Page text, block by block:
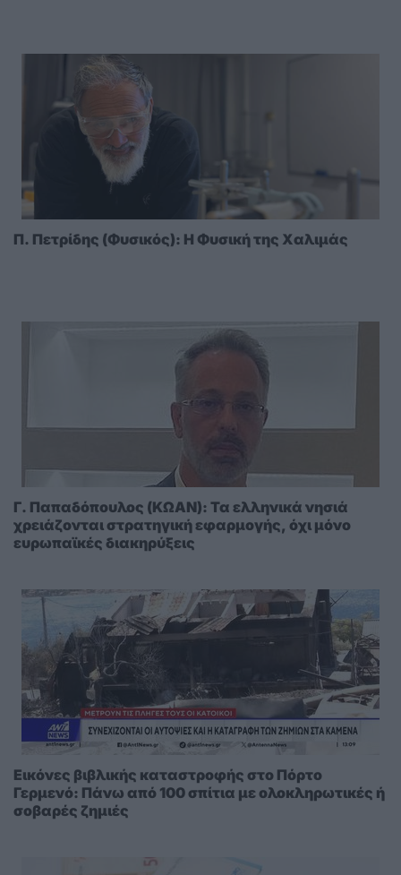
Π. Πετρίδης (Φυσικός): Η Φυσική της Χαλιμάς
Γ. Παπαδόπουλος (ΚΩΑΝ): Τα ελληνικά νησιά
χρειάζονται στρατηγική εφαρμογής, όχι μόνο
ευρωπαϊκές διακηρύξεις
Εικόνες βιβλικής καταστροφής στο Πόρτο
Γερμενό: Πάνω από 100 σπίτια με ολοκληρωτικές ή
σοβαρές ζημιές